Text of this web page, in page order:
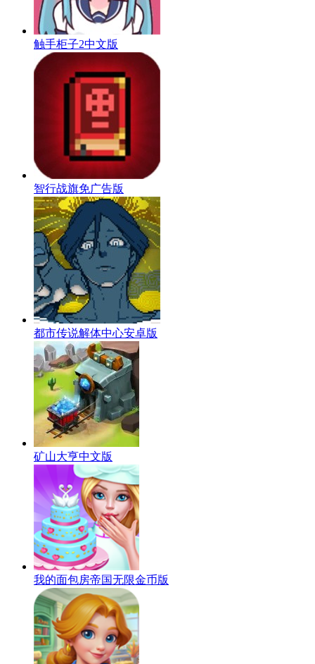
触手柜子2中文版
智行战旗免广告版
都市传说解体中心安卓版
矿山大亨中文版
我的面包房帝国无限金币版